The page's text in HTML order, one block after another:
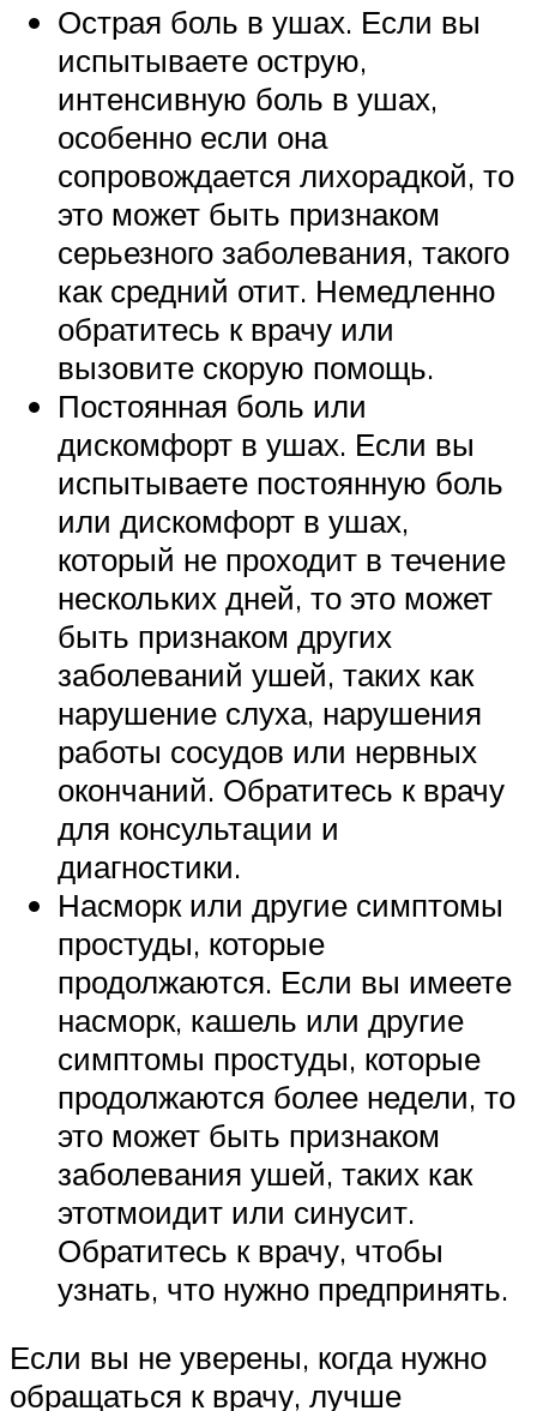
Острая боль в ушах. Если вы
испытываете острую,
интенсивную боль в ушах,
особенно если она
сопровождается лихорадкой, то
это может быть признаком
серьезного заболевания, такого
как средний отит. Немедленно
обратитесь к врачу или
вызовите скорую помощь.
Постоянная боль или
дискомфорт в ушах. Если вы
испытываете постоянную боль
или дискомфорт в ушах,
который не проходит в течение
нескольких дней, то это может
быть признаком других
заболеваний ушей, таких как
нарушение слуха, нарушения
работы сосудов или нервных
окончаний. Обратитесь к врачу
для консультации и
диагностики.
Насморк или другие симптомы
простуды, которые
продолжаются. Если вы имеете
насморк, кашель или другие
симптомы простуды, которые
продолжаются более недели, то
это может быть признаком
заболевания ушей, таких как
этотмоидит или синусит.
Обратитесь к врачу, чтобы
узнать, что нужно предпринять.
Если вы не уверены, когда нужно
обращаться к врачу, лучше